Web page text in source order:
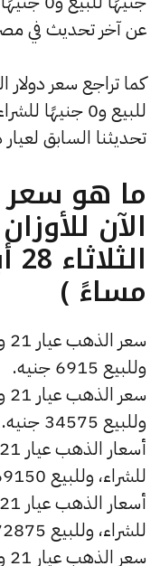
عن آخر تحديث في مصر
تحديثنا السابق
الآن
مساءً )
وللبيع 6915 جنيه.
وللبيع 34575 جنيه.
للشراء، وللبيع 69150 جنيه.
للشراء، وللبيع 172875 جنيه.